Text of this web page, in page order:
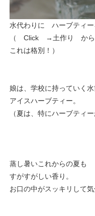
水代わりに ハーブティー
（ Click →土作り
から
これは格別！）
娘は、学校に持っていく水
アイスハーブティー。
（夏は、特にハーブティ
蒸し暑いこれからの夏も
すがすがしい香り。
お口の中がスッキリして気